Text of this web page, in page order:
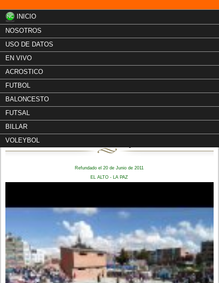
INICIO
NOSOTROS
USO DE DATOS
EN VIVO
ACROSTICO
FUTBOL
BALONCESTO
FUTSAL
BILLAR
VOLEYBOL
Liga de Baloncesto
Refundado el 20 de Junio de 2011
EL ALTO - LA PAZ